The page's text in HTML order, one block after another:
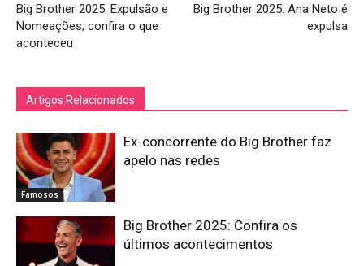
Big Brother 2025: Expulsão e
Nomeações; confira o que
aconteceu
Big Brother 2025: Ana Neto é
expulsa
Artigos Relacionados
Famosos
Ex-concorrente do Big Brother faz
apelo nas redes
Big Brother 2025: Confira os
últimos acontecimentos